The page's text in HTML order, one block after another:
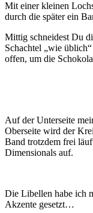
Mit einer kleinen
durch die später ein
Mittig schneidest Du
Schachtel „wie
offen, um die
Auf der Unterseite
Oberseite wird der
Band trotzdem frei
Dimensionals auf.
Die Libellen habe ich
Akzente gesetzt…